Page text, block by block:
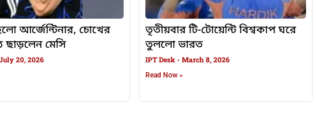
হলো আর্জেন্টিনার, চোখের
ছাড়লেন মেসি
20, 2026
তৃতীয়বার টি-টোয়েন্টি বিশ্বকাপ ঘরে
তুললো ভারত
IPT Desk March 8, 2026
Read Now »